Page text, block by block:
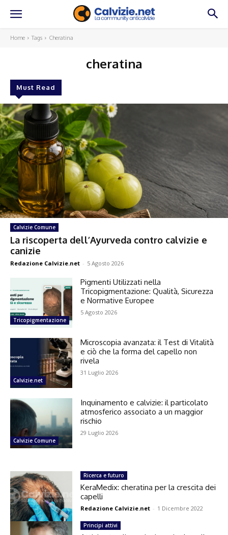
Home Tags Cheratina
cheratina
Must Read
Calvizie Comune
La riscoperta dell’Ayurveda contro calvizie e
canizie
Redazione Calvizie.net - 5 Agosto 2026
Tricopigmentazione
Pigmenti Utilizzati nella
Tricopigmentazione: Qualità, Sicurezza
e Normative Europee
5 Agosto 2026
Calvizie.net
Microscopia avanzata: il Test di Vitalità
e ciò che la forma del capello non
rivela
31 Luglio 2026
Calvizie Comune
Inquinamento e calvizie: il particolato
atmosferico associato a un maggior
rischio
29 Luglio 2026
Ricerca e futuro
KeraMedix: cheratina per la crescita dei
capelli
Redazione Calvizie.net - 1 Dicembre 2022
Principi attivi